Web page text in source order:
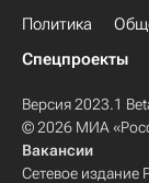
Политика
Спецпроекты
Версия 2023.1
© 2026 МИА
Вакансии
Сетевое издание